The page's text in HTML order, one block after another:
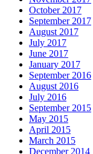
October 2017
September 2017
August 2017
July 2017
June 2017
January 2017
September 2016
August 2016
July 2016
September 2015
May 2015
April 2015
March 2015
December 2014